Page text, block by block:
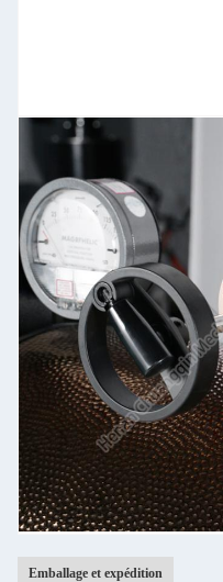
Emballage et expédition